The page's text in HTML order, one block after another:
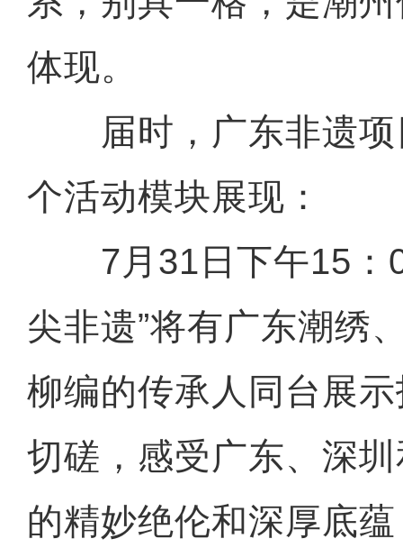
体现。
届时，广东非遗项
个活动模块展现：
7月31日下午15：
尖非遗”将有广东潮绣
柳编的传承人同台展
切磋，感受广东、深
的精妙绝伦和深厚底